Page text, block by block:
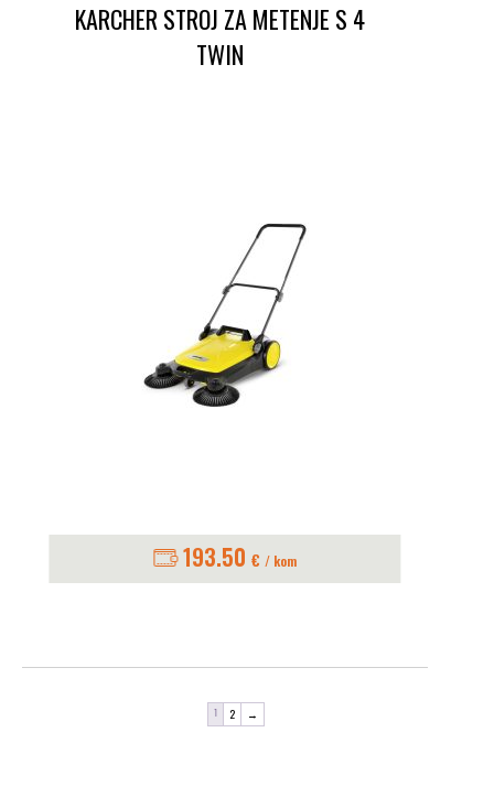
KARCHER STROJ ZA METENJE S 4
TWIN
193.50 € / kom
1 2 →